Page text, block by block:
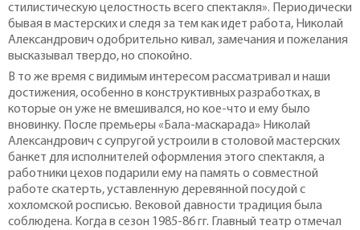
стилистическую целостность всего спектакля». Периодически
бывая в мастерских и следя за тем как идет работа, Николай
Александрович одобрительно кивал, замечания и пожелания
высказывал твердо, но спокойно.
В то же время с видимым интересом рассматривал и наши
достижения, особенно в конструктивных разработках, в
которые он уже не вмешивался, но кое-что и ему было
вновинку. После премьеры «Бала-маскарада» Николай
Александрович с супругой устроили в столовой мастерских
банкет для исполнителей оформления этого спектакля, а
работники цехов подарили ему на память о совместной
работе скатерть, уставленную деревянной посудой с
хохломской росписью. Вековой давности традиция была
соблюдена. Когда в сезон 1985-86 гг. Главный театр отмечал